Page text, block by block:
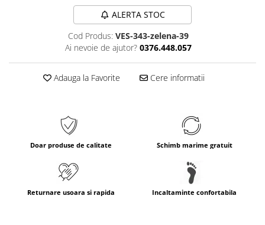
ALERTA STOC
Cod Produs: VES-343-zelena-39
Ai nevoie de ajutor? 0376.448.057
Adauga la Favorite Cere informatii
Doar produse de calitate Schimb marime gratuit
Returnare usoara si rapida Incaltaminte confortabila